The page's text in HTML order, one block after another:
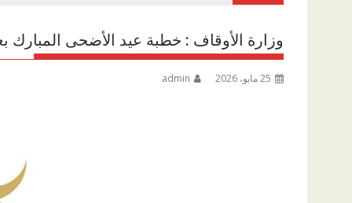
وزارة الأوقاف : خطبة عيد الأضحى المبارك
25 مايو، 2026 admin